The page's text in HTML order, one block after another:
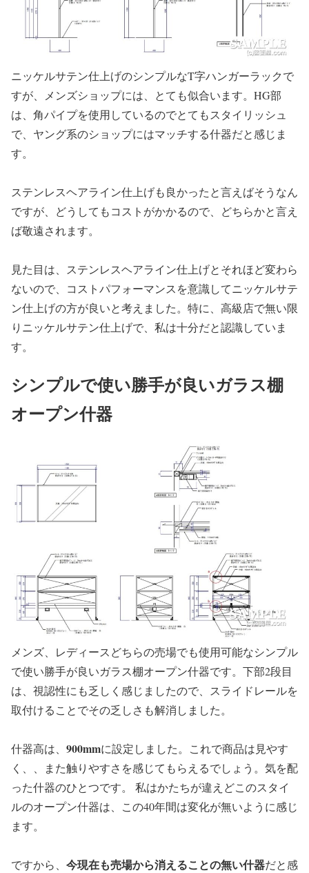
ニッケルサテン仕上げのシンプルなT字ハンガーラックで
すが、メンズショップには、とても似合います。HG部
は、角パイプを使用しているのでとてもスタイリッシュ
で、ヤング系のショップにはマッチする什器だと感じま
す。
ステンレスヘアライン仕上げも良かったと言えばそうなん
ですが、どうしてもコストがかかるので、どちらかと言え
ば敬遠されます。
見た目は、ステンレスヘアライン仕上げとそれほど変わら
ないので、コストパフォーマンスを意識してニッケルサテ
ン仕上げの方が良いと考えました。特に、高級店で無い限
りニッケルサテン仕上げで、私は十分だと認識していま
す。
シンプルで使い勝手が良いガラス棚
オープン什器
メンズ、レディースどちらの売場でも使用可能なシンプル
で使い勝手が良いガラス棚オープン什器です。下部2段目
は、視認性にも乏しく感じましたので、スライドレールを
取付けることでその乏しさも解消しました。
什器高は、 900mmに設定しました。これで商品は見やす
く、、また触りやすさを感じてもらえるでしょう。気を配
った什器のひとつです。 私はかたちが違えどこのスタイ
ルのオープン什器は、この40年間は変化が無いように感じ
ます。
ですから、 今現在も売場から消えることの無い什器だと感